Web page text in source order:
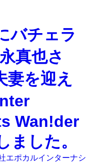
バチェラ
真也さ
妻を迎え
Wan!der
ました。
エポカルインターナシ